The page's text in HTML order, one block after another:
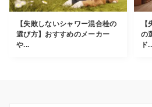
【失敗しないシャワー混合栓の
選び方】おすすめのメーカー
や...
の
ド